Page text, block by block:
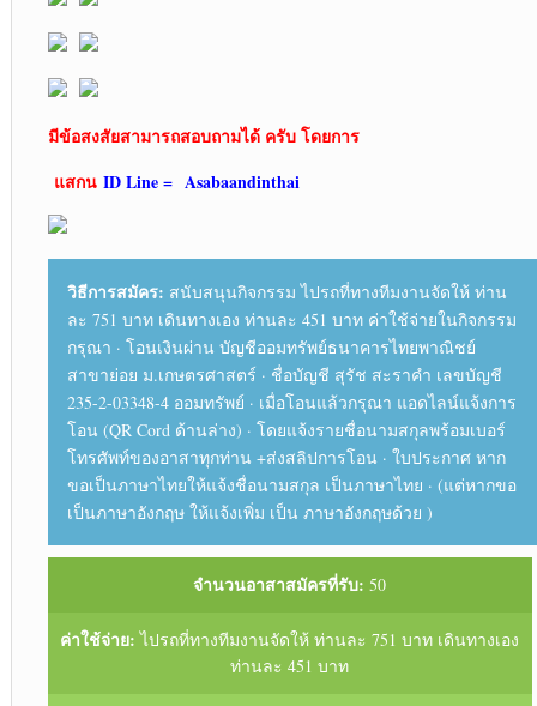
มีข้อสงสัยสามารถสอบถามได้ ครับ โดยการ
แสกน ID Line = Asabaandinthai
วิธีการสมัคร: สนับสนุนกิจกรรม ไปรถที่ทางทีมงานจัดให้ ท่าน
ละ 751 บาท เดินทางเอง ท่านละ 451 บาท ค่าใช้จ่ายในกิจกรรม
กรุณา · โอนเงินผ่าน บัญชีออมทรัพย์ธนาคารไทยพาณิชย์
สาขาย่อย ม.เกษตรศาสตร์ · ชื่อบัญชี สุรัช สะราคำ เลขบัญชี
235-2-03348-4 ออมทรัพย์ · เมื่อโอนแล้วกรุณา แอดไลน์แจ้งการ
โอน (QR Cord ด้านล่าง) · โดยแจ้งรายชื่อนามสกุลพร้อมเบอร์
โทรศัพท์ของอาสาทุกท่าน +ส่งสลิปการโอน · ใบประกาศ หาก
ขอเป็นภาษาไทยให้แจ้งชื่อนามสกุล เป็นภาษาไทย · (แต่หากขอ
เป็นภาษาอังกฤษ ให้แจ้งเพิ่ม เป็น ภาษาอังกฤษด้วย )
จำนวนอาสาสมัครที่รับ: 50
ค่าใช้จ่าย: ไปรถที่ทางทีมงานจัดให้ ท่านละ 751 บาท เดินทางเอง
ท่านละ 451 บาท